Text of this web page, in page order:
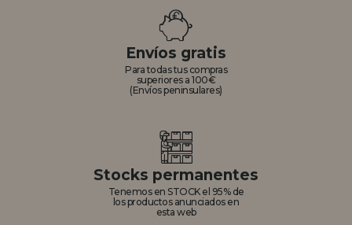
Envíos gratis
Para todas tus compras
superiores a 100€
(Envíos peninsulares)
Stocks permanentes
Tenemos en STOCK el 95% de
los productos anunciados en
esta web